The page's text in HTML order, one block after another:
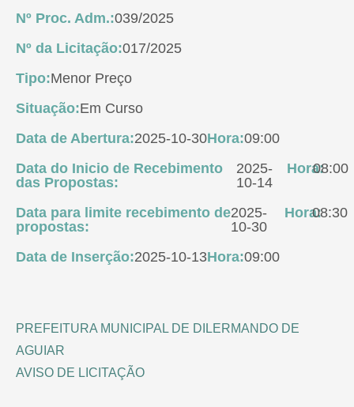
Nº Proc. Adm.:039/2025
Nº da Licitação:017/2025
Tipo:Menor Preço
Situação:Em Curso
Data de Abertura:2025-10-30Hora:09:00
Data do Inicio de Recebimento
das Propostas:
2025-
10-14
Hora:08:00
Data para limite recebimento de
propostas:
2025-
10-30
Hora:08:30
Data de Inserção:2025-10-13Hora:09:00
PREFEITURA MUNICIPAL DE DILERMANDO DE
AGUIAR
AVISO DE LICITAÇÃO